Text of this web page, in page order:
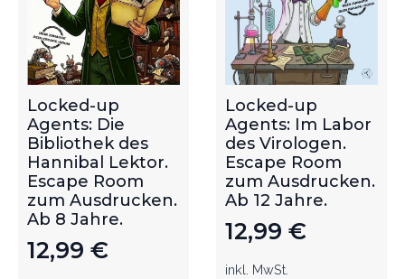
Locked-up
Agents: Die
Bibliothek des
Hannibal Lektor.
Escape Room
zum Ausdrucken.
Ab 8 Jahre.
12,99 €
Locked-up
Agents: Im Labor
des Virologen.
Escape Room
zum Ausdrucken.
Ab 12 Jahre.
12,99 €
inkl. MwSt.